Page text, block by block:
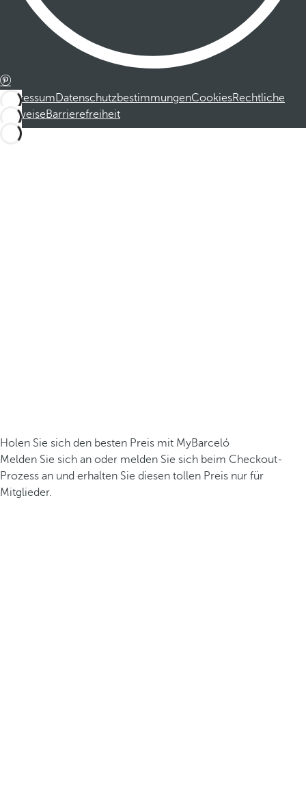
ImpressumDatenschutzbestimmungenCookiesRechtliche
HinweiseBarrierefreiheit
Holen Sie sich den besten Preis mit MyBarceló
Melden Sie sich an oder melden Sie sich beim Checkout-
Prozess an und erhalten Sie diesen tollen Preis nur für
Mitglieder.